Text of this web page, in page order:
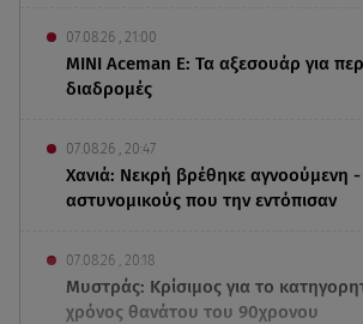
07.08.26 , 21:00
MINI Aceman E: Τα αξεσουάρ για
διαδρομές
07.08.26 , 20:47
Χανιά: Νεκρή βρέθηκε αγνοούμενη
αστυνομικούς που την εντόπισαν
07.08.26 , 20:18
Μυστράς: Κρίσιμος για το
χρόνος θανάτου του 90χρονου